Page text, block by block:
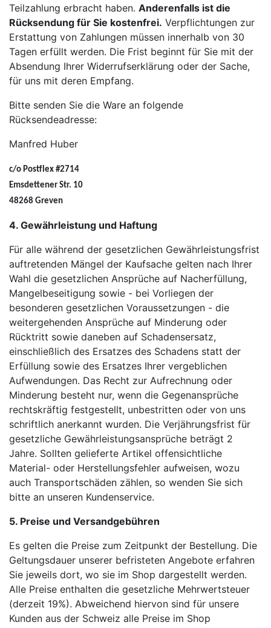
Teilzahlung erbracht haben. Anderenfalls ist die
Rücksendung für Sie kostenfrei. Verpflichtungen zur
Erstattung von Zahlungen müssen innerhalb von 30
Tagen erfüllt werden. Die Frist beginnt für Sie mit der
Absendung Ihrer Widerrufserklärung oder der Sache,
für uns mit deren Empfang.
Bitte senden Sie die Ware an folgende
Rücksendeadresse:
Manfred Huber
c/o Postflex #2714
Emsdettener Str. 10
48268 Greven
4. Gewährleistung und Haftung
Für alle während der gesetzlichen Gewährleistungsfrist
auftretenden Mängel der Kaufsache gelten nach Ihrer
Wahl die gesetzlichen Ansprüche auf Nacherfüllung,
Mangelbeseitigung sowie - bei Vorliegen der
besonderen gesetzlichen Voraussetzungen - die
weitergehenden Ansprüche auf Minderung oder
Rücktritt sowie daneben auf Schadensersatz,
einschließlich des Ersatzes des Schadens statt der
Erfüllung sowie des Ersatzes Ihrer vergeblichen
Aufwendungen. Das Recht zur Aufrechnung oder
Minderung besteht nur, wenn die Gegenansprüche
rechtskräftig festgestellt, unbestritten oder von uns
schriftlich anerkannt wurden. Die Verjährungsfrist für
gesetzliche Gewährleistungsansprüche beträgt 2
Jahre. Sollten gelieferte Artikel offensichtliche
Material- oder Herstellungsfehler aufweisen, wozu
auch Transportschäden zählen, so wenden Sie sich
bitte an unseren Kundenservice.
5. Preise und Versandgebühren
Es gelten die Preise zum Zeitpunkt der Bestellung. Die
Geltungsdauer unserer befristeten Angebote erfahren
Sie jeweils dort, wo sie im Shop dargestellt werden.
Alle Preise enthalten die gesetzliche Mehrwertsteuer
(derzeit 19%). Abweichend hiervon sind für unsere
Kunden aus der Schweiz alle Preise im Shop